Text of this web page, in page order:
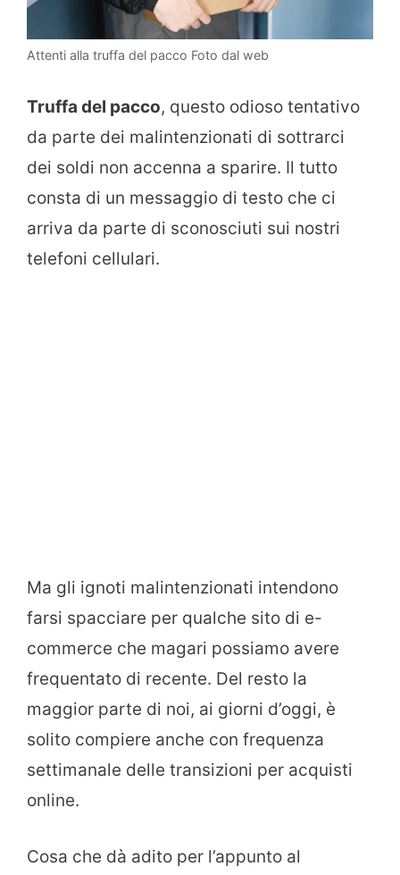
Attenti alla truffa del pacco Foto dal web
Truffa del pacco, questo odioso tentativo
da parte dei malintenzionati di sottrarci
dei soldi non accenna a sparire. Il tutto
consta di un messaggio di testo che ci
arriva da parte di sconosciuti sui nostri
telefoni cellulari.
Ma gli ignoti malintenzionati intendono
farsi spacciare per qualche sito di e-
commerce che magari possiamo avere
frequentato di recente. Del resto la
maggior parte di noi, ai giorni d’oggi, è
solito compiere anche con frequenza
settimanale delle transizioni per acquisti
online.
Cosa che dà adito per l’appunto al